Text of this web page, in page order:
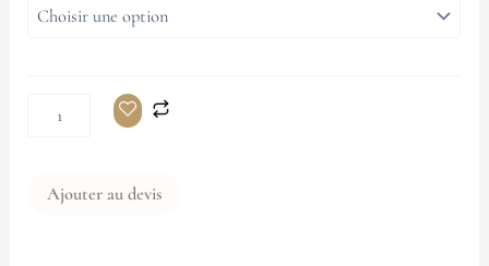
Ajouter au devis